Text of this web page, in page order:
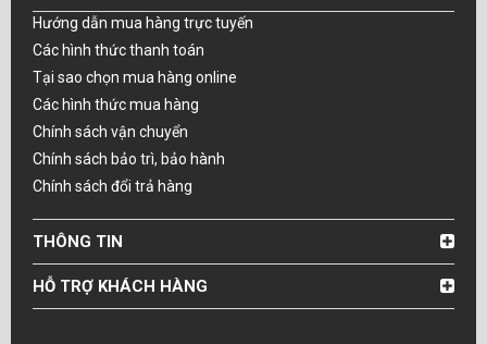
Hướng dẫn mua hàng trực tuyến
Các hình thức thanh toán
Tại sao chọn mua hàng online
Các hình thức mua hàng
Chính sách vận chuyển
Chính sách bảo trì, bảo hành
Chính sách đổi trả hàng
THÔNG TIN
HỖ TRỢ KHÁCH HÀNG